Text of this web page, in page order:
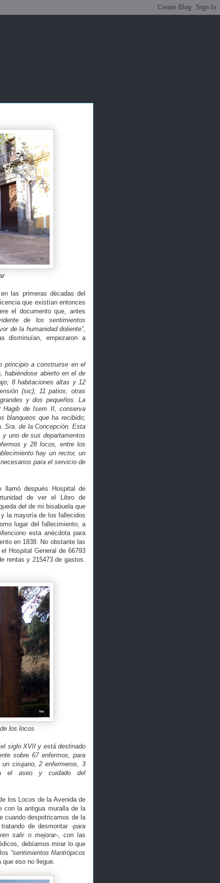
las primeras décadas del
que existían entonces
el documento que, antes
de los sentimientos
de la humanidad doliente”,
disminuían, empezaron a
principio a construirse en el
habiéndose abierto en el de
8 habitaciones altas y 12
(sic); 11 patios, otras
y dos pequeños. La
Hagib de Isem II, conserva
blanqueos que ha recibido;
Sra. de la Concepción. Esta
uno de sus departamentos
y 28 locos, entre los
hay un rector, un
para el servicio de
después Hospital de
de ver el Libro de
del de mi bisabuela que
la mayoría de los fallecidos
lugar del fallecimiento, a
esta anécdota para
en 1838. No obstante las
Hospital General de 66793
rentas y 215473 de gastos.
los locos
siglo XVII y está destinado
sobre 67 enfermos, para
cirujano, 2 enfermeros, 3
el aseo y cuidado del
los Locos de la Avenida de
con la antigua muralla de la
cuando despotricamos de la
de desmontar -para
salir o mejorar-, con las
debíamos mirar lo que
“sentimientos filantrópicos
eso no llegue.